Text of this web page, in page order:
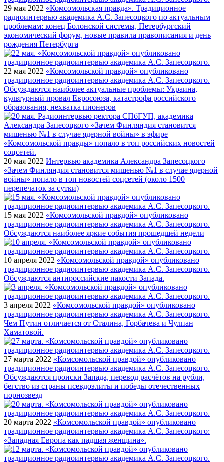
29 мая 2022 «Комсомольская правда». Традиционное
радиоинтервью академика А.С. Запесоцкого по актуальным
проблемам: конец Болонской системы, Петербургский
экономический форум, новые правила правописания и день
рождения Петербурга
22 мая 2022 «Комсомольской правдой» опубликовано
традиционное радиоинтервью академика А.С. Запесоцкого.
Обсуждаются наиболее актуальные проблемы: Украина,
культурный провал Евросоюза, катастрофа российского
образования, нехватка пионеров
20 мая 2022 Интервью академика Александра Запесоцкого
«Зачем Финляндия становится мишенью №1 в случае ядерной
войны» попало в топ новостей соцсетей (около 1500
перепечаток за сутки)
15 мая 2022 «Комсомольской правдой» опубликовано
традиционное радиоинтервью академика А.С. Запесоцкого.
Обсуждаются наиболее яркие события прошедшей недели
10 апреля 2022 «Комсомольской правдой» опубликовано
традиционное радиоинтервью академика А.С. Запесоцкого.
Обсуждаются антироссийские пакости Запада.
3 апреля 2022 «Комсомольской правдой» опубликовано
традиционное радиоинтервью академика А.С. Запесоцкого.
Чем Путин отличается от Сталина, Горбачева и Чулпан
Хаматовой.
27 марта 2022 «Комсомольской правдой» опубликовано
традиционное радиоинтервью академика А.С. Запесоцкого.
Обсуждаются происки Запада, перевод расчётов на рубли,
бегство из страны псевдоэлиты и победы отечественных
порнозвезд
20 марта 2022 «Комсомольской правдой» опубликовано
традиционное радиоинтервью академика А.С. Запесоцкого:
«Западная Европа как падшая женщина».